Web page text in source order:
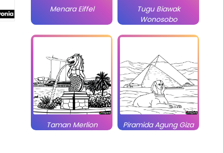
Menara Eiffel
Tugu Biawak
Wonosobo
Taman Merlion Piramida Agung Giza